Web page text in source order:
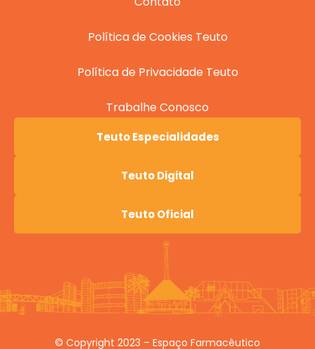
Política de Cookies Teuto
Política de Privacidade Teuto
Trabalhe Conosco
Teuto Especialidades
Teuto Digital
Teuto Oficial
© Copyright 2023 – Espaço Farmacêutico